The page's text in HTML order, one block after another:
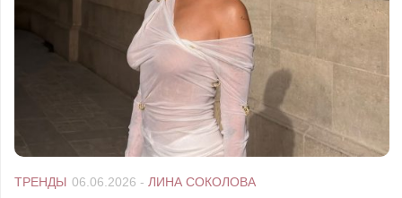
ТРЕНДЫ 06.06.2026 - ЛИНА СОКОЛОВА